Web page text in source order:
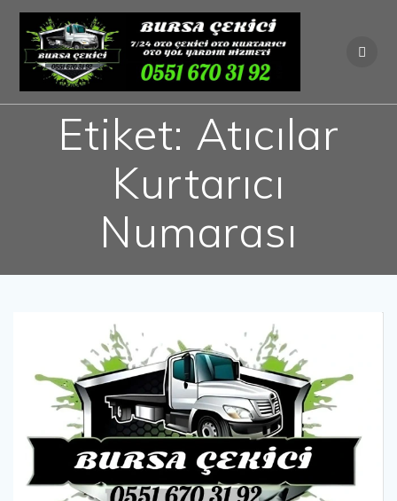
Skip
to
content
Etiket: Atıcılar
Kurtarıcı
Numarası